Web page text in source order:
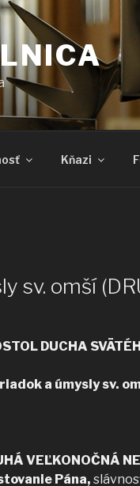
Kňazi
sv. omší
DUCHA
a úmysly sv.
VEĽKONOČNÁ
Pána,